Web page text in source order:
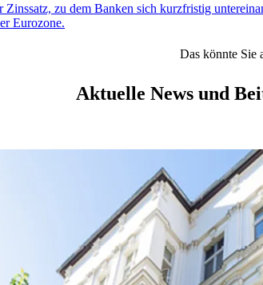
zu dem Banken sich kurzfristig
Eurozone.
Das könnte Sie
Aktuelle News und